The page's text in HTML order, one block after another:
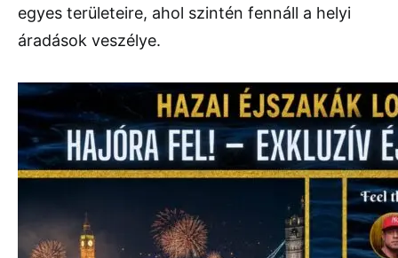
egyes területeire, ahol szintén fennáll a helyi
áradások veszélye.